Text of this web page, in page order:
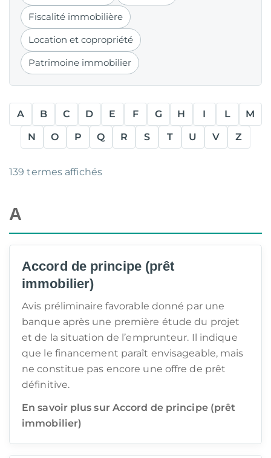
Fiscalité immobilière
Location et copropriété
Patrimoine immobilier
A B C D E F G H I L
M
N
O P Q R S T U V Z
139 termes affichés
A
Accord de principe (prêt
immobilier)
Avis préliminaire favorable donné par une
banque après une première étude du projet
et de la situation de l’emprunteur. Il indique
que le financement paraît envisageable, mais
ne constitue pas encore une offre de prêt
définitive.
En savoir plus sur Accord de principe (prêt
immobilier)